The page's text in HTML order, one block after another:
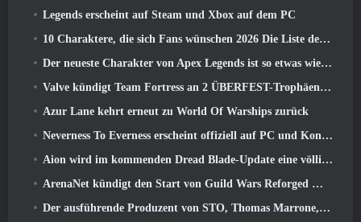
Legends erscheint auf Steam und Xbox auf dem PC
10 Charaktere, die sich Fans wünschen 2026 Die Liste der Marvel-Rivalen ist am höchsten und wie wahrscheinlich ist, dass sie eintreten
Der neueste Charakter von Apex Legends ist so etwas wie ein Geschwindigkeitsdämon
Valve kündigt Team Fortress an 2 ÜBERFEST-Trophäen-Design-Wettbewerb
Azur Lane kehrt erneut zu World Of Warships zurück
Neverness To Everness erscheint offiziell auf PC und Konsolen
Aion wird im kommenden Dread Blade-Update eine völlig neue Klasse erhalten
ArenaNet kündigt den Start von Guild Wars Reforged Mobile an
Der ausführende Produzent von STO, Thomas Marrone, und der Creative Director von Neverwinter, Randy Mosiondz, diskutieren über die Spiele und die Zukunft von Cryptic